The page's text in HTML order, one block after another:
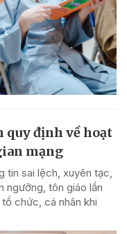
định về hoạt
mạng
tin sai lệch, xuyên tạc,
ngưỡng, tôn giáo lần
chức, cá nhân khi